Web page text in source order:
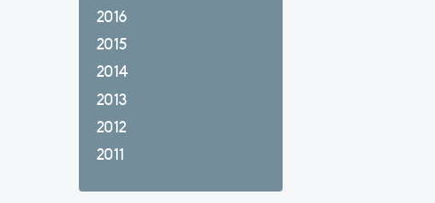
2016
2015
2014
2013
2012
2011